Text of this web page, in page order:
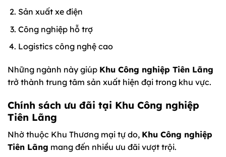
Sản xuất xe điện
Công nghiệp hỗ trợ
Logistics công nghệ cao
Những ngành này giúp Khu Công nghiệp Tiên Lãng
trở thành trung tâm sản xuất hiện đại trong khu vực.
Chính sách ưu đãi tại Khu Công nghiệp
Tiên Lãng
Nhờ thuộc Khu Thương mại tự do, Khu Công nghiệp
Tiên Lãng mang đến nhiều ưu đãi vượt trội.